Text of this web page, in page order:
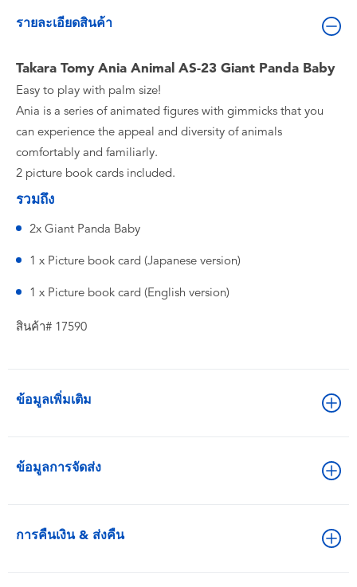
รายละเอียดสินค้า
Takara Tomy Ania Animal AS-23 Giant Panda Baby
Easy to play with palm size!
Ania is a series of animated figures with gimmicks that you
can experience the appeal and diversity of animals
comfortably and familiarly.
2 picture book cards included.
รวมถึง
2x Giant Panda Baby
1 x Picture book card (Japanese version)
1 x Picture book card (English version)
สินค้า# 17590
ข้อมูลเพิ่มเติม
ข้อมูลการจัดส่ง
การคืนเงิน & ส่งคืน